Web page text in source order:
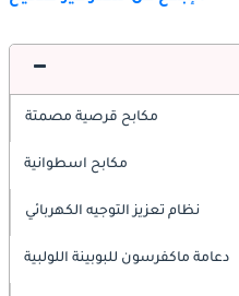
مكابح قرصية مصمتة
مكابح اسطوانية
نظام تعزيز التوجيه الكهربائي
دعامة ماكفرسون للبوبينة اللولبية